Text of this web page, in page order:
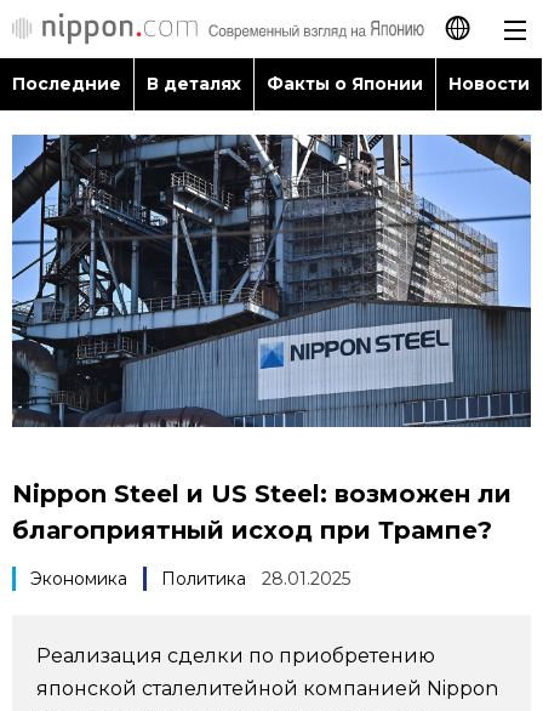
日本語
English
简体字
繁體字
Français
Español
Последние
В деталях
Факты о Японии
Путеводитель по Японии
Фото/Видео
Разделы
Последние В деталях Факты о Японии Новости
Nippon Steel и US Steel: возможен ли
благоприятный исход при Трампе?
Экономика Политика 28.01.2025
Реализация сделки по приобретению
японской сталелитейной компанией Nippon